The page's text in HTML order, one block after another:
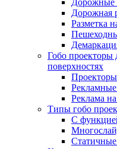
Дорожные
Дорожная
Разметка
Гобо
поверхностях
Реклама
Типы гобо
С